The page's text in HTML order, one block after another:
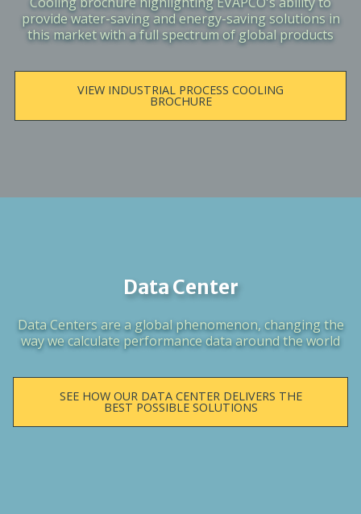
provide water-saving and energy-saving solutions in
this market with a full spectrum of global products
VIEW INDUSTRIAL PROCESS COOLING
BROCHURE
Data Center
Data Centers are a global phenomenon, changing the
way we calculate performance data around the world
SEE HOW OUR DATA CENTER DELIVERS THE
BEST POSSIBLE SOLUTIONS